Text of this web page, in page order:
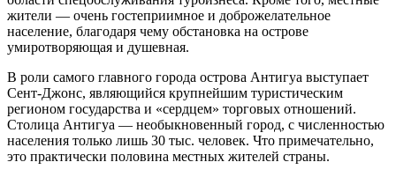
жители — очень гостеприимное и доброжелательное
население, благодаря чему обстановка на острове
умиротворяющая и душевная.
В роли самого главного города острова Антигуа выступает
Сент-Джонс, являющийся крупнейшим туристическим
регионом государства и «сердцем» торговых отношений.
Столица Антигуа — необыкновенный город, с численностью
населения только лишь 30 тыс. человек. Что примечательно,
это практически половина местных жителей страны.